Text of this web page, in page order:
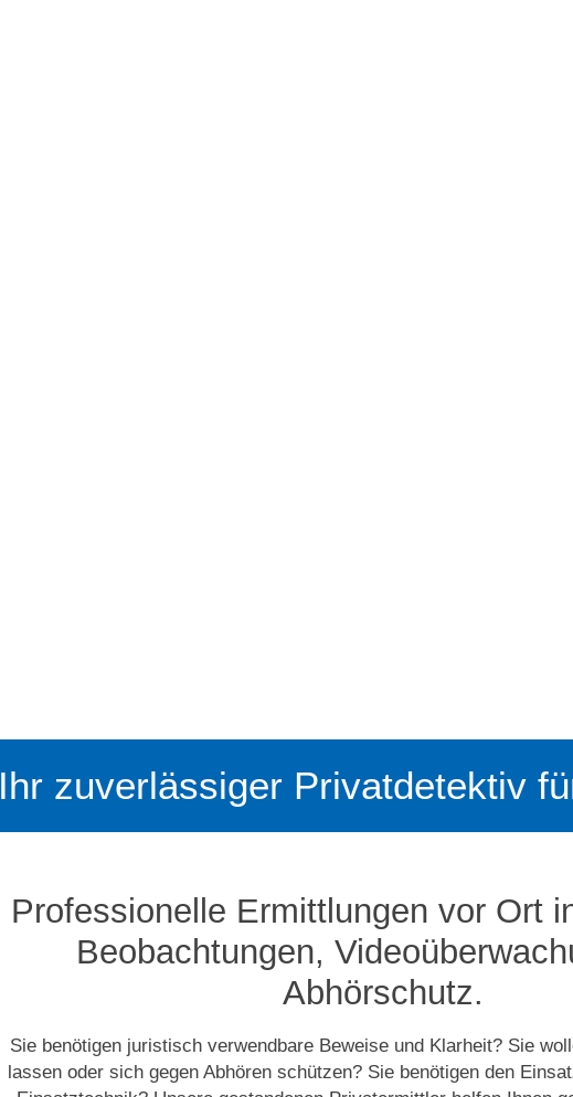
Ihr zuverlässiger Privatdetektiv
Professionelle Ermittlungen vor Ort
Beobachtungen,
Abhörschutz.
Sie benötigen juristisch verwendbare Beweise und Klarheit? Sie
lassen oder sich gegen Abhören schützen? Sie benötigen den